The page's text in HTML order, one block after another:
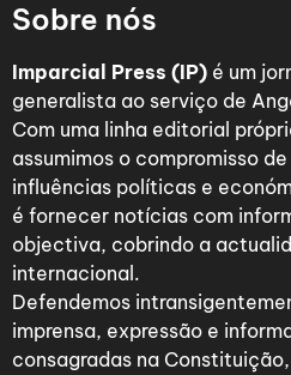
Sobre nós
Imparcial Press (IP) é um
generalista ao serviço de
Com uma linha editorial
assumimos o compromisso
influências políticas e
é fornecer notícias com
objectiva, cobrindo a
internacional.
Defendemos
imprensa, expressão e
consagradas na